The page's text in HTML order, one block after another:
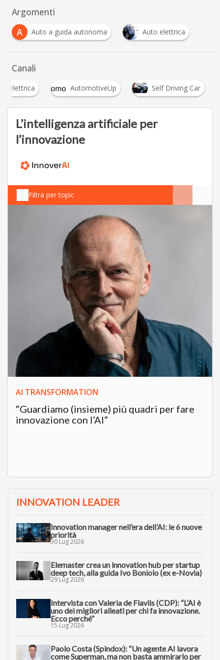
Argomenti
A
Auto a guida autonoma Auto elettrica
Canali
elettrica AutomotiveUp Self Driving Car
L’intelligenza artificiale per
l’innovazione
Filtra per topic
AI TRANSFORMATION
“Guardiamo (insieme) più quadri per fare
innovazione con l’AI”
INNOVATION LEADER
Innovation manager nell’era dell’AI: le 6 nuove
priorità
30 Lug 2026
Elemaster crea un innovation hub per startup
deep tech, alla guida Ivo Boniolo (ex e-Novia)
29 Lug 2026
Intervista con Valeria de Flaviis (CDP): “L’AI è
uno dei migliori alleati per chi fa innovazione.
Ecco perché”
15 Lug 2026
Paolo Costa (Spindox): “Un agente AI lavora
come Superman, ma non basta ammirarlo per